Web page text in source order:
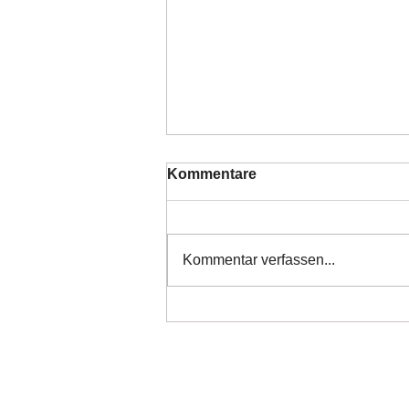
Kommentare
Kommentar verfassen...